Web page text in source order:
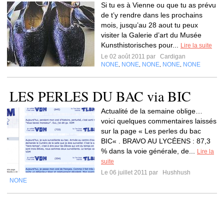
Si tu es à Vienne ou que tu as prévu
de t’y rendre dans les prochains
mois, jusqu’au 28 aout tu peux
visiter la Galerie d’art du Musée
Kunsthistorisches pour...
Lire la suite
Le 02 août 2011 par
Cardigan
NONE NONE NONE NONE NONE
LES PERLES DU BAC via BIC
Actualité de la semaine oblige…
voici quelques commentaires laissés
sur la page « Les perles du bac
BIC« . BRAVO AU LYCÉENS : 87,3
% dans la voie générale, de...
Lire la
suite
Le 06 juillet 2011 par
Hushhush
NONE